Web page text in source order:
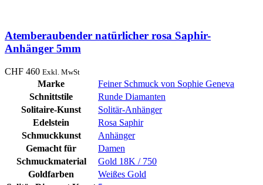
Atemberaubender natürlicher rosa Saphir-
Anhänger 5mm
CHF 460 Exkl. MwSt
Marke
Feiner Schmuck von Sophie Geneva
Schnittstile
Runde Diamanten
Solitaire-Kunst
Solitär-Anhänger
Edelstein
Rosa Saphir
Schmuckkunst
Anhänger
Gemacht für
Damen
Schmuckmaterial
Gold 18K / 750
Goldfarben
Weißes Gold